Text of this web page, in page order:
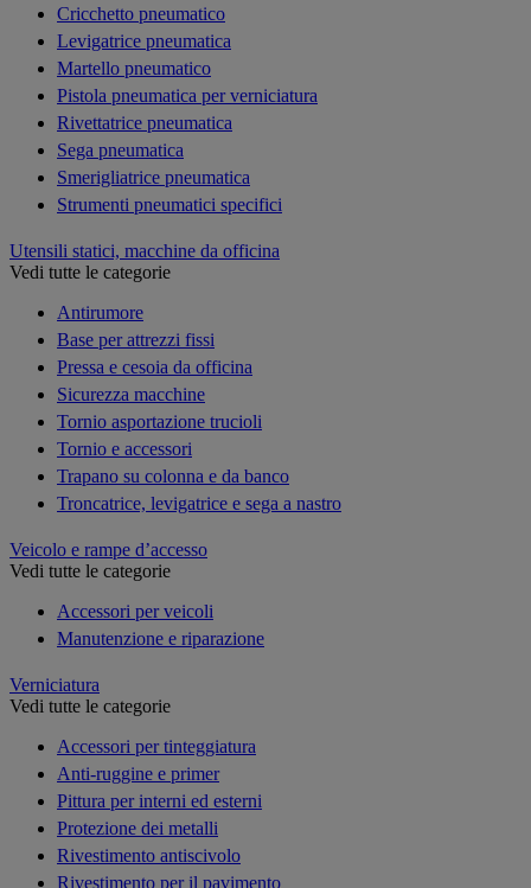
Cricchetto pneumatico
Levigatrice pneumatica
Martello pneumatico
Pistola pneumatica per verniciatura
Rivettatrice pneumatica
Sega pneumatica
Smerigliatrice pneumatica
Strumenti pneumatici specifici
Utensili statici, macchine da officina
Vedi tutte le categorie
Antirumore
Base per attrezzi fissi
Pressa e cesoia da officina
Sicurezza macchine
Tornio asportazione trucioli
Tornio e accessori
Trapano su colonna e da banco
Troncatrice, levigatrice e sega a nastro
Veicolo e rampe d’accesso
Vedi tutte le categorie
Accessori per veicoli
Manutenzione e riparazione
Verniciatura
Vedi tutte le categorie
Accessori per tinteggiatura
Anti-ruggine e primer
Pittura per interni ed esterni
Protezione dei metalli
Rivestimento antiscivolo
Rivestimento per il pavimento